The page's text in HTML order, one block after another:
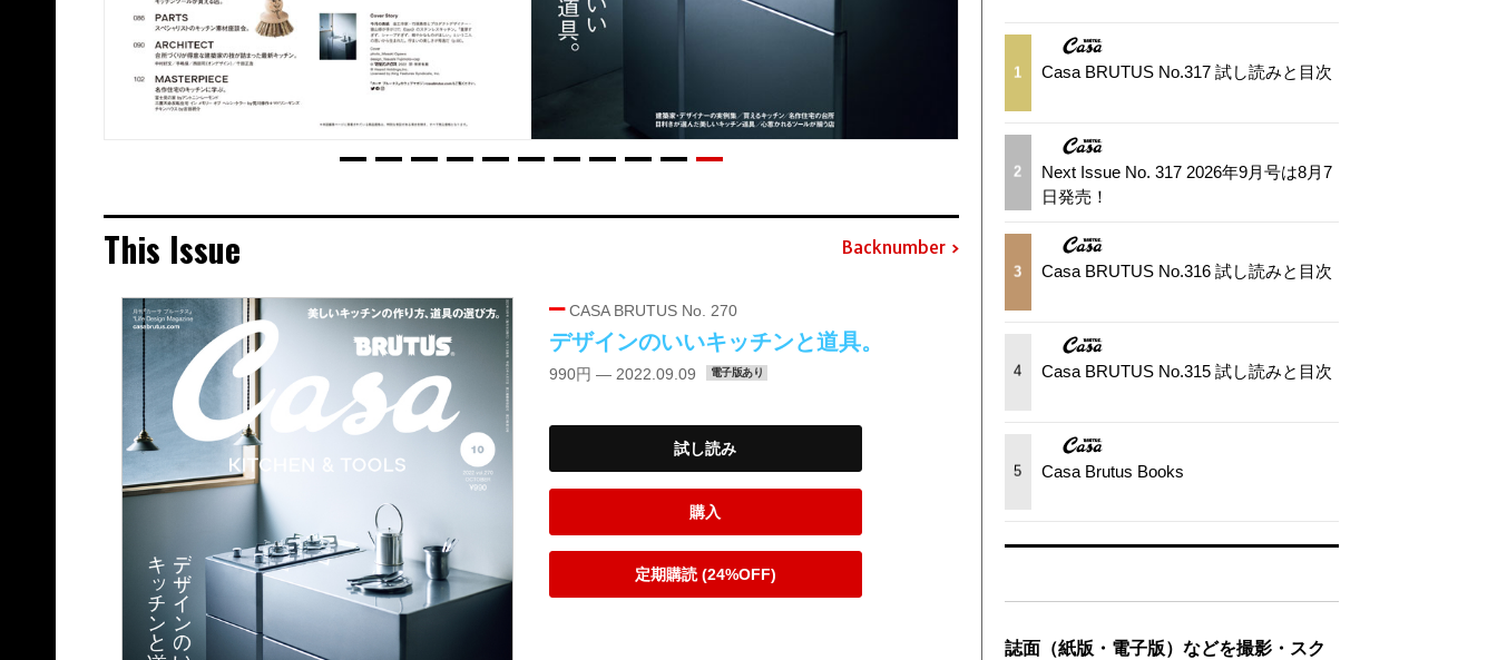
This Issue Backnumber
CASA BRUTUS No. 270
デザインのいいキッチンと道具。
990円 — 2022.09.09 電子版あり
試し読み
購入
定期購読 (24%OFF)
1 Casa BRUTUS No.317 試し読みと目次
2
Next Issue No. 317 2026年9月号は8月7
日発売！
3 Casa BRUTUS No.316 試し読みと目次
4 Casa BRUTUS No.315 試し読みと目次
5 Casa Brutus Books
誌面（紙版・電子版）などを撮影・スク